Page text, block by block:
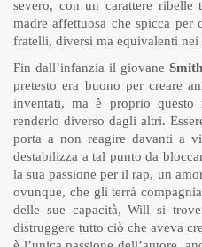
severo, con un carattere
madre affettuosa che spicca
fratelli, diversi ma equivalenti nei
Fin dall’infanzia il giovaneSmith
pretesto era buono per creare
inventati, ma è proprio
renderlo diverso dagli altri.
porta a non reagire davanti a
destabilizza a tal punto da
la sua passione per il rap, un
ovunque, che gli terrà
delle sue capacità, Will si
distruggere tutto ciò che aveva